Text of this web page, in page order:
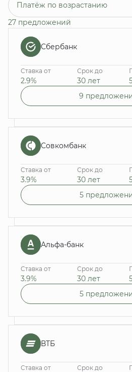
Платёж по возрастанию
27 предложений
Сбербанк
Ставка от
2.9%
Срок до
30 лет
9
Совкомбанк
Ставка от
3.9%
Срок до
30 лет
5
Альфа-банк
Ставка от
3.9%
Срок до
30 лет
5
ВТБ
Ставка от Срок до